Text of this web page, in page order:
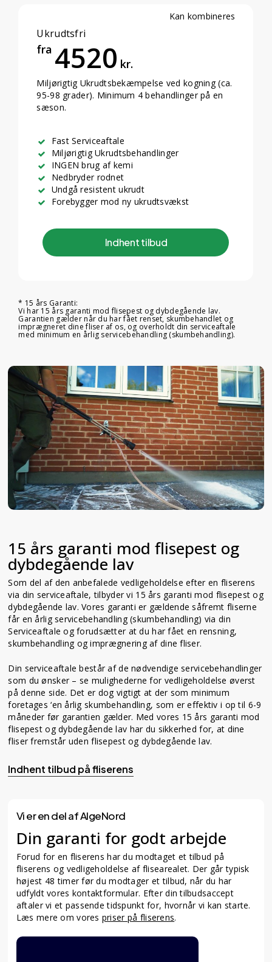
Kan kombineres
Ukrudtsfri
fra 4520 kr.
Miljørigtig Ukrudtsbekæmpelse ved kogning (ca.
95-98 grader). Minimum 4 behandlinger på en
sæson.
Fast Serviceaftale
Miljørigtig Ukrudtsbehandlinger
INGEN brug af kemi
Nedbryder rodnet
Undgå resistent ukrudt
Forebygger mod ny ukrudtsvækst
Indhenttilbud
* 15 års Garanti:
Vi har 15 års garanti mod flisepest og dybdegående lav.
Garantien gælder når du har fået renset, skumbehandlet og
imprægneret dine fliser af os, og overholdt din serviceaftale
med minimum en årlig servicebehandling (skumbehandling).
15 års garanti mod flisepest og
dybdegående lav
Som del af den anbefalede vedligeholdelse efter en fliserens
via din serviceaftale, tilbyder vi 15 års garanti mod flisepest og
dybdegående lav. Vores garanti er gældende såfremt fliserne
får en årlig servicebehandling (skumbehandling) via din
Serviceaftale og forudsætter at du har fået en rensning,
skumbehandling og imprægnering af dine fliser.
Din serviceaftale består af de nødvendige servicebehandlinger
som du ønsker – se mulighederne for vedligeholdelse øverst
på denne side. Det er dog vigtigt at der som minimum
foretages ‘en årlig skumbehandling, som er effektiv i op til 6-9
måneder før garantien gælder. Med vores 15 års garanti mod
flisepest og dybdegående lav har du sikkerhed for, at dine
fliser fremstår uden flisepest og dybdegående lav.
Indhent tilbud på fliserens
Vi er en del af AlgeNord
Din garanti for godt arbejde
Forud for en fliserens har du modtaget et tilbud på
fliserens og vedligeholdelse af flisearealet. Der går typisk
højest 48 timer før du modtager et tilbud, når du har
udfyldt vores kontaktformular. Efter din tilbudsaccept
aftaler vi et passende tidspunkt for, hvornår vi kan starte.
Læs mere om vores priser på fliserens.